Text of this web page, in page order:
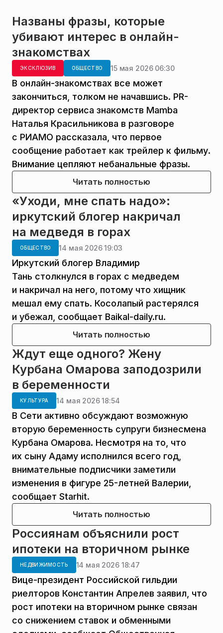
Названы фразы, которые
убивают интерес в онлайн-
знакомствах
ЭКСКЛЮЗИВ ОБЩЕСТВО 15 мая 2026 06:30
В онлайн-знакомствах все может
закончиться, толком не начавшись. PR-
директор сервиса знакомств Mamba
Наталья Красильникова в разговоре
с РИАМО рассказала, что первое
сообщение работает как трейлер к фильму.
Внимание цепляют небанальные фразы.
Читать полностью
«Уходи, мне спать надо»:
иркутский блогер накричал
на медведя в горах
ОБЩЕСТВО 14 мая 2026 19:03
Иркутский блогер Владимир
Тань столкнулся в горах с медведем
и накричал на него, потому что хищник
мешал ему спать. Косолапый растерялся
и убежал, сообщает Baikal-daily.ru.
Читать полностью
Ждут еще одного? Жену
Курбана Омарова заподозрили
в беременности
КУЛЬТУРА 14 мая 2026 18:54
В Сети активно обсуждают возможную
вторую беременность супруги бизнесмена
Курбана Омарова. Несмотря на то, что
их сыну Адаму исполнился всего год,
внимательные подписчики заметили
изменения в фигуре 25-летней Валерии,
сообщает Starhit.
Читать полностью
Россиянам объяснили рост
ипотеки на вторичном рынке
НЕДВИЖИМОСТЬ 14 мая 2026 18:47
Вице-президент Российской гильдии
риелторов Константин Апрелев заявил, что
рост ипотеки на вторичном рынке связан
со снижением ставок и обменными